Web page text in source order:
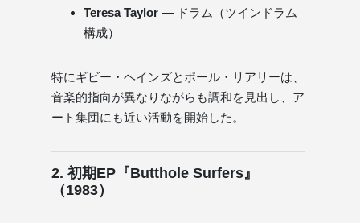
Teresa Taylor — ドラム（ツインドラム
構成）
特にギビー・ヘインズとポール・リアリーは、
音楽的指向が異なりながらも調和を見出し、ア
ート集団にも近い活動を開始した。
2. 初期EP『Butthole Surfers』
（1983）